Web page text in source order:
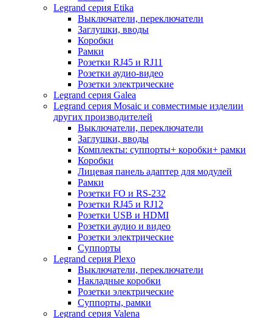
Legrand серия Etika
Выключатели, переключатели
Заглушки, вводы
Коробки
Рамки
Розетки RJ45 и RJ11
Розетки аудио-видео
Розетки электрические
Legrand серия Galea
Legrand серия Mosaic и совместимые изделии
других производителей
Выключатели, переключатели
Заглушки, вводы
Комплекты: суппорты+ коробки+ рамки
Коробки
Лицевая панель адаптер для модулей
Рамки
Розетки FO и RS-232
Розетки RJ45 и RJ12
Розетки USB и HDMI
Розетки аудио и видео
Розетки электрические
Суппорты
Legrand серия Plexo
Выключатели, переключатели
Накладные коробки
Розетки электрические
Суппорты, рамки
Legrand серия Valena